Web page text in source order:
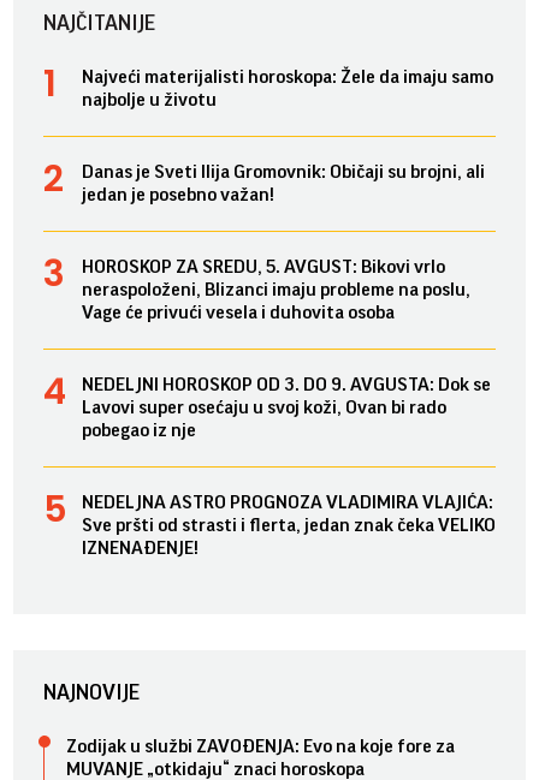
NAJČITANIJE
Najveći materijalisti horoskopa: Žele da imaju samo
najbolje u životu
Danas je Sveti Ilija Gromovnik: Običaji su brojni, ali
jedan je posebno važan!
HOROSKOP ZA SREDU, 5. AVGUST: Bikovi vrlo
neraspoloženi, Blizanci imaju probleme na poslu,
Vage će privući vesela i duhovita osoba
NEDELJNI HOROSKOP OD 3. DO 9. AVGUSTA: Dok se
Lavovi super osećaju u svoj koži, Ovan bi rado
pobegao iz nje
NEDELJNA ASTRO PROGNOZA VLADIMIRA VLAJIĆA:
Sve pršti od strasti i flerta, jedan znak čeka VELIKO
IZNENAĐENJE!
NAJNOVIJE
Zodijak u službi ZAVOĐENJA: Evo na koje fore za
MUVANJE „otkidaju“ znaci horoskopa